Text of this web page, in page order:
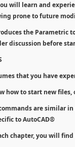
will learn and
prone to future
the Parametric
discussion before
that you have
how to start new
are similar
to AutoCAD®
chapter, you will